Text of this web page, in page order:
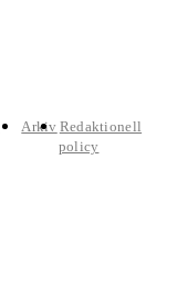
Arkiv Redaktionell
policy